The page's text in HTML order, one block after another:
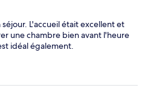
L'accueil était excellent et
une chambre bien avant l'heure
idéal également.